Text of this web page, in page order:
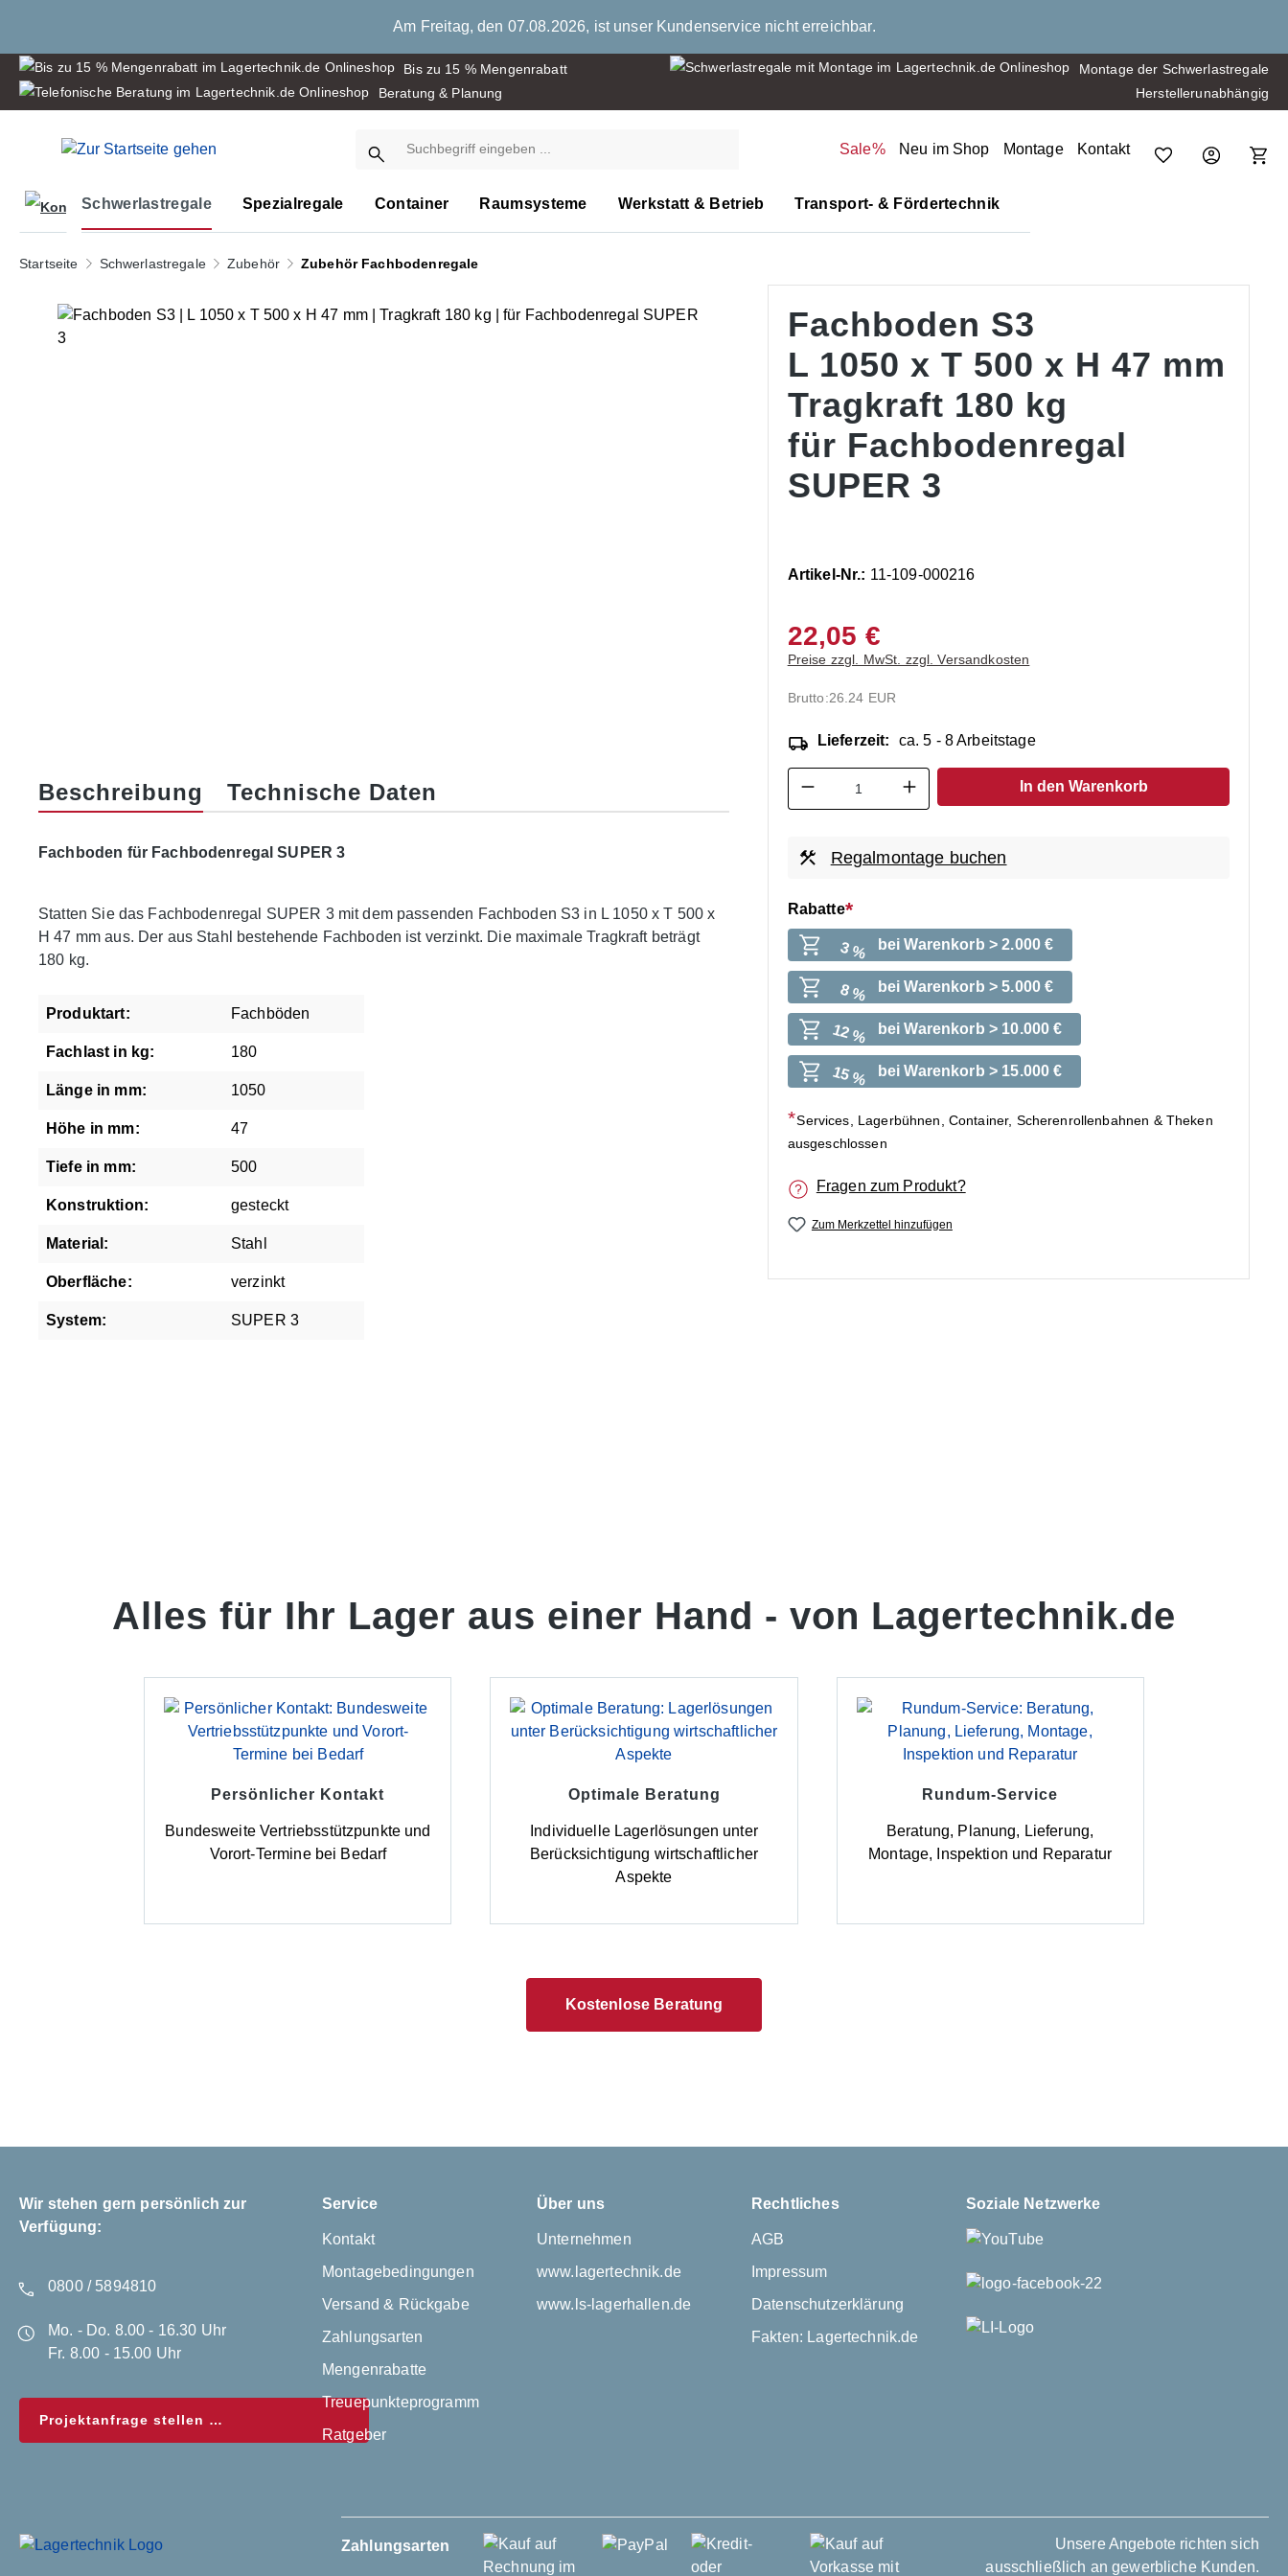
Am Freitag, den 07.08.2026, ist unser Kundenservice nicht erreichbar.
Bis zu 15 % Mengenrabatt
Montage der Schwerlastregale
Beratung & Planung
Herstellerunabhängig
Sale% Neu im Shop Montage Kontakt
Schwerlastregale Spezialregale Container Raumsysteme Werkstatt & Betrieb Transport- & Fördertechnik
Startseite Schwerlastregale Zubehör Zubehör Fachbodenregale
Fachboden S3
L 1050 x T 500 x H 47 mm
Tragkraft 180 kg
für Fachbodenregal
SUPER 3
Artikel-Nr.: 11-109-000216
22,05 €
Preise zzgl. MwSt. zzgl. Versandkosten
Brutto:26.24 EUR
Lieferzeit: ca. 5 - 8 Arbeitstage
Produkt Anzahl: Gib den gewünschten Wert ein
In den Warenkorb
Regalmontage buchen
Rabatte
3 % bei Warenkorb > 2.000 €
8 % bei Warenkorb > 5.000 €
12 % bei Warenkorb > 10.000 €
15 % bei Warenkorb > 15.000 €
Services, Lagerbühnen, Container, Scherenrollenbahnen & Theken
ausgeschlossen
Fragen zum Produkt?
Zum Merkzettel hinzufügen
Bildergalerie überspringen
Beschreibung Technische Daten
Fachboden für Fachbodenregal SUPER 3
Statten Sie das Fachbodenregal SUPER 3 mit dem passenden Fachboden S3 in L 1050 x T 500 x
H 47 mm aus. Der aus Stahl bestehende Fachboden ist verzinkt. Die maximale Tragkraft beträgt
180 kg.
Produktart: Fachböden
Fachlast in kg: 180
Länge in mm: 1050
Höhe in mm: 47
Tiefe in mm: 500
Konstruktion: gesteckt
Material: Stahl
Oberfläche: verzinkt
System: SUPER 3
Alles für Ihr Lager aus einer Hand - von Lagertechnik.de
Persönlicher Kontakt
Bundesweite Vertriebsstützpunkte und
Vorort-Termine bei Bedarf
Optimale Beratung
Individuelle Lagerlösungen unter
Berücksichtigung wirtschaftlicher
Aspekte
Rundum-Service
Beratung, Planung, Lieferung,
Montage, Inspektion und Reparatur
Kostenlose Beratung
Wir stehen gern persönlich zur
Verfügung:
0800 / 5894810
Mo. - Do. 8.00 - 16.30 Uhr
Fr. 8.00 - 15.00 Uhr
Projektanfrage stellen
Service
Kontakt
Montagebedingungen
Versand & Rückgabe
Zahlungsarten
Mengenrabatte
Treuepunkteprogramm
Ratgeber
Über uns
Unternehmen
www.lagertechnik.de
www.ls-lagerhallen.de
Rechtliches
AGB
Impressum
Datenschutzerklärung
Fakten: Lagertechnik.de
Soziale Netzwerke
Zahlungsarten
Unsere Angebote richten sich
ausschließlich an gewerbliche Kunden.